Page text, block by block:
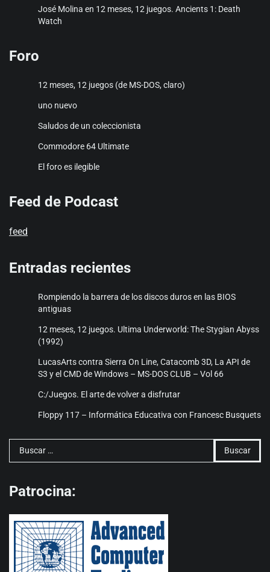
José Molina en 12 meses, 12 juegos. Ancients 1: Death
Watch
Foro
12 meses, 12 juegos (de MS-DOS, claro)
uno nuevo
Saludos de un coleccionista
Commodore 64 Ultimate
El foro es ilegible
Feed de Podcast
feed
Entradas recientes
Rompiendo la barrera de los discos duros en las BIOS
antiguas
12 meses, 12 juegos. Ultima Underworld: The Stygian Abyss
(1992)
LucasArts contra Sierra On Line, Catacomb 3D, La API de
S3 y el CMD de Windows – MS-DOS CLUB – Vol 66
C:/Juegos. El arte de volver a disfrutar
Floppy 117 – Informática Educativa con Francesc Busquets
Buscar:
Patrocina: